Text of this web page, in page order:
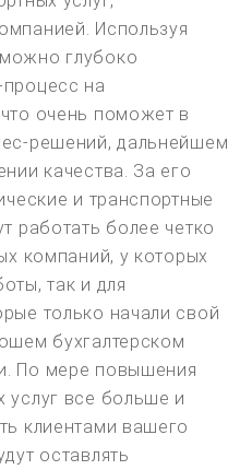
Используя
глубоко
на
очень поможет в
решений, дальнейшем
качества. За его
и транспортные
работать более четко
компаний, у которых
так и для
только начали свой
бухгалтерском
По мере повышения
услуг все больше и
клиентами вашего
оставлять